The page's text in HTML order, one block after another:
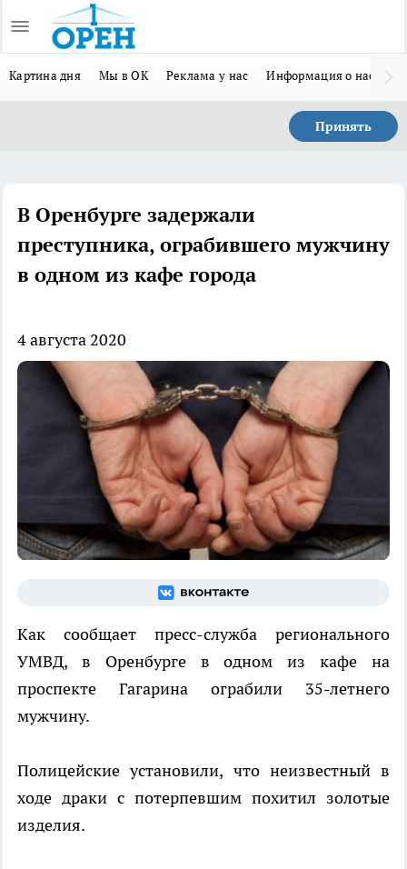
Картина дня Мы в ОК Реклама у нас Информация о нас
Принять
В Оренбурге задержали
преступника, ограбившего мужчину
в одном из кафе города
4 августа 2020
Как сообщает пресс-служба регионального
УМВД, в Оренбурге в одном из кафе на
проспекте Гагарина ограбили 35-летнего
мужчину.
Полицейские установили, что неизвестный в
ходе драки с потерпевшим похитил золотые
изделия.